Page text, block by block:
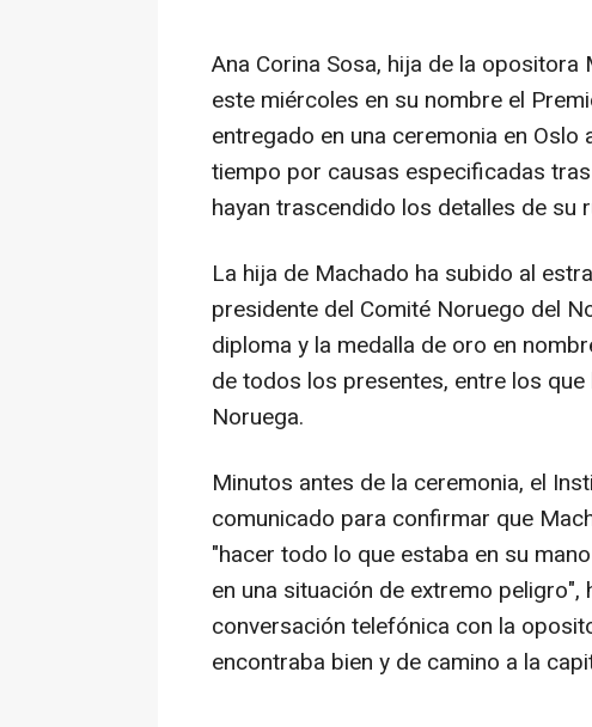
Ana Corina Sosa, hija de la
este miércoles en su nombre el
entregado en una ceremonia en
tiempo por causas especificadas
hayan trascendido los detalles de su
La hija de Machado ha subido al
presidente del Comité Noruego del
diploma y la medalla de oro en
de todos los presentes, entre los
Noruega.
Minutos antes de la ceremonia, el
comunicado para confirmar que
"hacer todo lo que estaba en su
en una situación de extremo
conversación telefónica con la
encontraba bien y de camino a la